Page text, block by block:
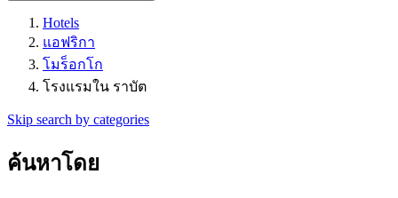
Hotels
แอฟริกา
โมร็อกโก
โรงแรมใน ราบัต
Skip search by categories
ค้นหาโดย